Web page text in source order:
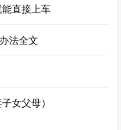
直接上车
法全文
女父母）